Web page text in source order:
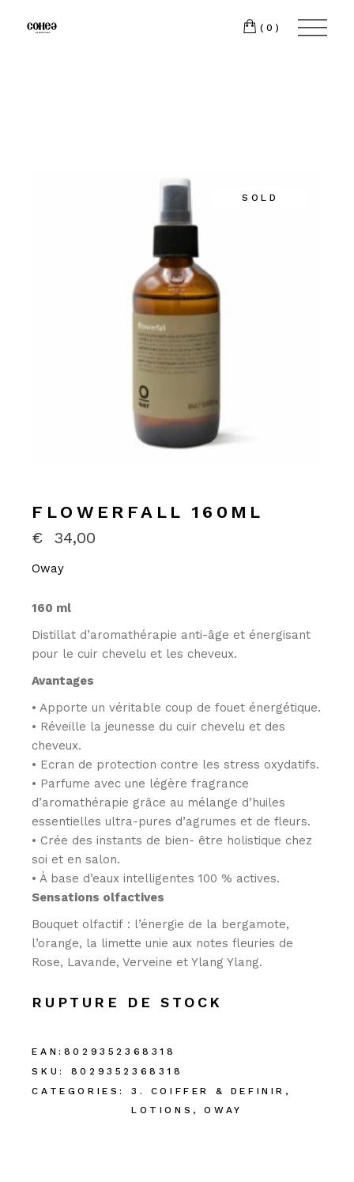
(0)
SOLD
FLOWERFALL 160ML
€ 34,00
Oway
160 ml
Distillat d’aromathérapie anti-âge et énergisant
pour le cuir chevelu et les cheveux.
Avantages
• Apporte un véritable coup de fouet énergétique.
• Réveille la jeunesse du cuir chevelu et des
cheveux.
• Ecran de protection contre les stress oxydatifs.
• Parfume avec une légère fragrance
d’aromathérapie grâce au mélange d’huiles
essentielles ultra-pures d’agrumes et de fleurs.
• Crée des instants de bien- être holistique chez
soi et en salon.
• À base d’eaux intelligentes 100 % actives.
Sensations olfactives
Bouquet olfactif : l’énergie de la bergamote,
l’orange, la limette unie aux notes fleuries de
Rose, Lavande, Verveine et Ylang Ylang.
RUPTURE DE STOCK
EAN: 8029352368318
SKU:
8029352368318
CATEGORIES:
3. COIFFER & DEFINIR ,
LOTIONS ,OWAY